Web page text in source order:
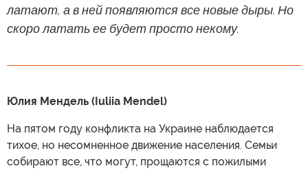
латают, а в ней появляются все новые дыры. Но
скоро латать ее будет просто некому.
Юлия Мендель (Iuliia Mendel)
На пятом году конфликта на Украине наблюдается
тихое, но несомненное движение населения. Семьи
собирают все, что могут, прощаются с пожилыми